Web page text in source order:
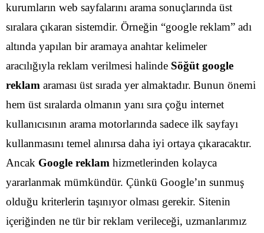
kurumların web sayfalarını arama sonuçlarında üst
sıralara çıkaran sistemdir. Örneğin “google reklam” adı
altında yapılan bir aramaya anahtar kelimeler
aracılığıyla reklam verilmesi halinde Söğüt google
reklam araması üst sırada yer almaktadır. Bunun önemi
hem üst sıralarda olmanın yanı sıra çoğu internet
kullanıcısının arama motorlarında sadece ilk sayfayı
kullanmasını temel alınırsa daha iyi ortaya çıkaracaktır.
Ancak Google reklam hizmetlerinden kolayca
yararlanmak mümkündür. Çünkü Google’ın sunmuş
olduğu kriterlerin taşınıyor olması gerekir. Sitenin
içeriğinden ne tür bir reklam verileceği, uzmanlarımız